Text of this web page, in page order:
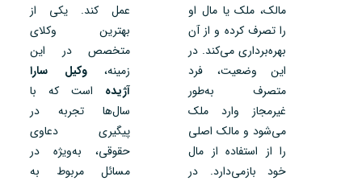
مالک، ملک یا مال او
را تصرف کرده و از آن
بهره‌برداری می‌کند. در
این وضعیت، فرد
متصرف به‌طور
غیرمجاز وارد ملک
می‌شود و مالک اصلی
را از استفاده از مال
خود بازمی‌دارد. در
عمل کند. یکی از
بهترین وکلای
متخصص در این
زمینه، وکیل سارا
آژیده است که با
سال‌ها تجربه در
پیگیری دعاوی
حقوقی، به‌ویژه در
مسائل مربوط به